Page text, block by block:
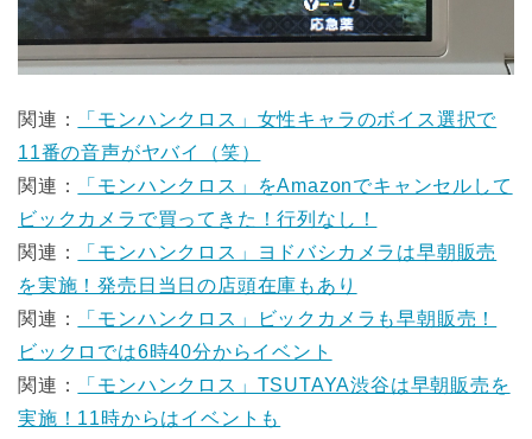
関連：
「モンハンクロス」女性キャラのボイス選択で
11番の音声がヤバイ（笑）
関連：
「モンハンクロス」をAmazonでキャンセルして
ビックカメラで買ってきた！行列なし！
関連：
「モンハンクロス」ヨドバシカメラは早朝販売
を実施！発売日当日の店頭在庫もあり
関連：
「モンハンクロス」ビックカメラも早朝販売！
ビックロでは6時40分からイベント
関連：
「モンハンクロス」TSUTAYA渋谷は早朝販売を
実施！11時からはイベントも